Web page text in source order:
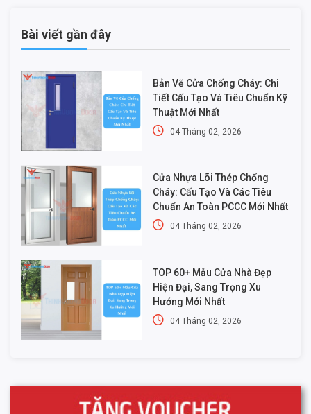
Bài viết gần đây
Bản Vẽ Cửa Chống Cháy: Chi
Tiết Cấu Tạo Và Tiêu Chuẩn Kỹ
Thuật Mới Nhất
04 Tháng 02, 2026
Cửa Nhựa Lõi Thép Chống
Cháy: Cấu Tạo Và Các Tiêu
Chuẩn An Toàn PCCC Mới Nhất
04 Tháng 02, 2026
TOP 60+ Mẫu Cửa Nhà Đẹp
Hiện Đại, Sang Trọng Xu
Hướng Mới Nhất
04 Tháng 02, 2026